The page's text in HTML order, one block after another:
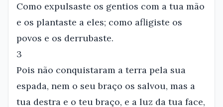
Como expulsaste os gentios com a tua mão
e os plantaste a eles; como afligiste os
povos e os derrubaste.
3
Pois não conquistaram a terra pela sua
espada, nem o seu braço os salvou, mas a
tua destra e o teu braço, e a luz da tua face,